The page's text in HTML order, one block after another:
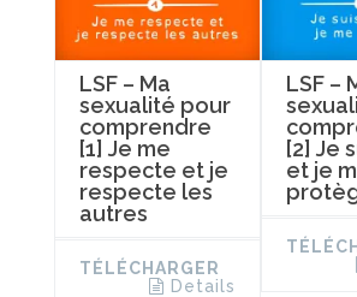
LSF – Ma
sexualité pour
comprendre
[1] Je me
respecte et je
respecte les
autres
TÉLÉCHARGER
Details
LSF –
[2] Je
et je